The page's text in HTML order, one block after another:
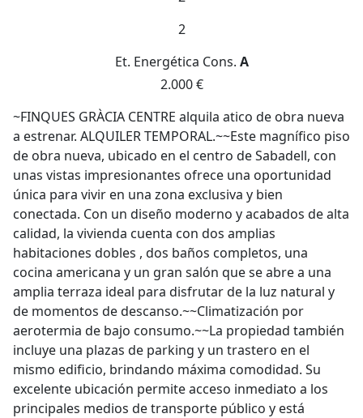
2
Et. Energética Cons. A
2.000 €
~FINQUES GRÀCIA CENTRE alquila atico de obra nueva
a estrenar. ALQUILER TEMPORAL.~~Este magnífico piso
de obra nueva, ubicado en el centro de Sabadell, con
unas vistas impresionantes ofrece una oportunidad
única para vivir en una zona exclusiva y bien
conectada. Con un diseño moderno y acabados de alta
calidad, la vivienda cuenta con dos amplias
habitaciones dobles , dos baños completos, una
cocina americana y un gran salón que se abre a una
amplia terraza ideal para disfrutar de la luz natural y
de momentos de descanso.~~Climatización por
aerotermia de bajo consumo.~~La propiedad también
incluye una plazas de parking y un trastero en el
mismo edificio, brindando máxima comodidad. Su
excelente ubicación permite acceso inmediato a los
principales medios de transporte público y está